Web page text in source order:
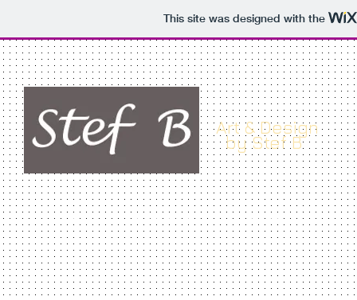
This site was designed with the
Art & Design
by Stef B
HOME NEW ART WORK OLD ART WORK